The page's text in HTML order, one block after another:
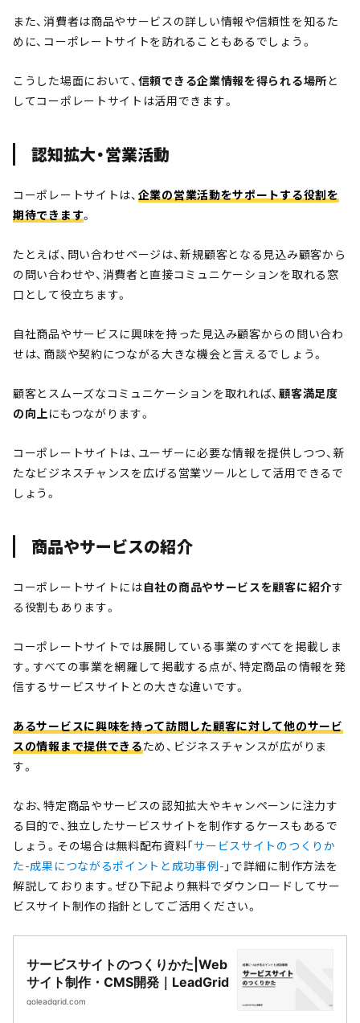
また、消費者は商品やサービスの詳しい情報や信頼性を知るた
めに、コーポレートサイトを訪れることもあるでしょう。
こうした場面において、 信頼できる企業情報を得られる場所と
してコーポレートサイトは活用できます。
認知拡大・営業活動
コーポレートサイトは、 企業の営業活動をサポートする役割を
期待できます。
たとえば、問い合わせページは、新規顧客となる見込み顧客から
の問い合わせや、消費者と直接コミュニケーションを取れる窓
口として役立ちます。
自社商品やサービスに興味を持った見込み顧客からの問い合わ
せは、商談や契約につながる大きな機会と言えるでしょう。
顧客とスムーズなコミュニケーションを取れれば、顧客満足度
の向上にもつながります。
コーポレートサイトは、ユーザーに必要な情報を提供しつつ、新
たなビジネスチャンスを広げる営業ツールとして活用できるで
しょう。
商品やサービスの紹介
コーポレートサイトには自社の商品やサービスを顧客に紹介す
る役割もあります。
コーポレートサイトでは展開している事業のすべてを掲載しま
す。すべての事業を網羅して掲載する点が、特定商品の情報を発
信するサービスサイトとの大きな違いです。
あるサービスに興味を持って訪問した顧客に対して他のサービ
スの情報まで提供できるため、ビジネスチャンスが広がりま
す。
なお、特定商品やサービスの認知拡大やキャンペーンに注力す
る目的で、独立したサービスサイトを制作するケースもあるで
しょう。その場合は無料配布資料「サービスサイトのつくりか
た-成果につながるポイントと成功事例- 」で詳細に制作方法を
解説しております。ぜひ下記より無料でダウンロードしてサー
ビスサイト制作の指針としてご活用ください。
サービスサイトのつくりかた|Web
サイト制作・CMS開発｜LeadGrid
goleadgrid.com